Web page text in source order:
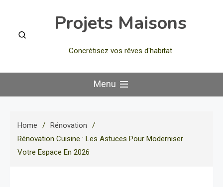
content
Projets Maisons
Concrétisez vos rêves d'habitat
Menu
Home
Rénovation
Rénovation Cuisine : Les Astuces Pour Moderniser
Votre Espace En 2026